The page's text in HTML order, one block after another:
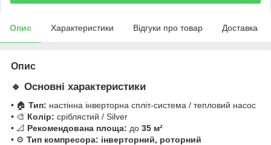
Опис Характеристики Відгуки про товар Доставка
Опис
🔹 Основні характеристики
• 🏠 Тип: настінна інверторна спліт-система / тепловий насос
• 🎨 Колір: сріблястий / Silver
• 📐 Рекомендована площа: до 35 м²
• ⚙️ Тип компресора: інверторний, роторний